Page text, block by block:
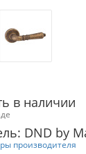
в наличии
DND by
производителя